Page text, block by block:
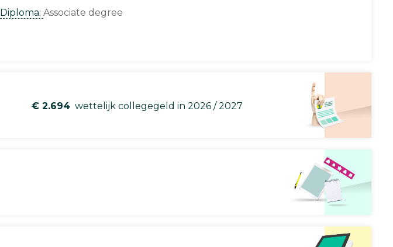
Diploma: Associate degree
€ 2.694 wettelijk collegegeld in 2026 / 2027